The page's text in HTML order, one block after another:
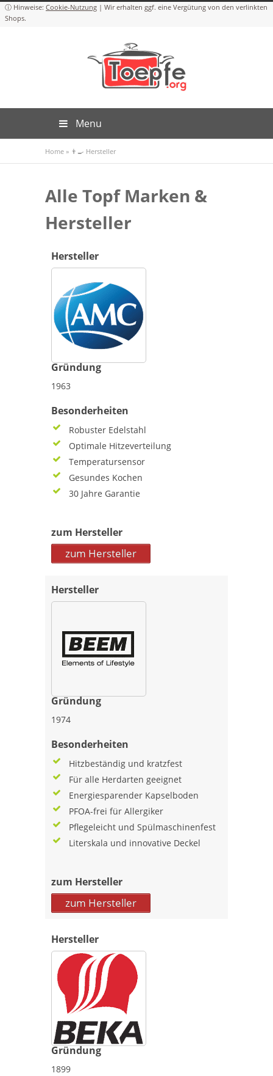
Cookie-Nutzung
Menu
Home » 👨‍🍳 Hersteller
Alle Topf Marken &
Hersteller
Hersteller
Gründung
1963
Besonderheiten
Robuster Edelstahl
Optimale Hitzeverteilung
Temperatursensor
Gesundes Kochen
30 Jahre Garantie
zum Hersteller
zum Hersteller
Hersteller
Gründung
1974
Besonderheiten
Hitzbeständig und kratzfest
Für alle Herdarten geeignet
Energiesparender Kapselboden
PFOA-frei für Allergiker
Pflegeleicht und Spülmaschinenfest
Literskala und innovative Deckel
zum Hersteller
zum Hersteller
Hersteller
Gründung
1899